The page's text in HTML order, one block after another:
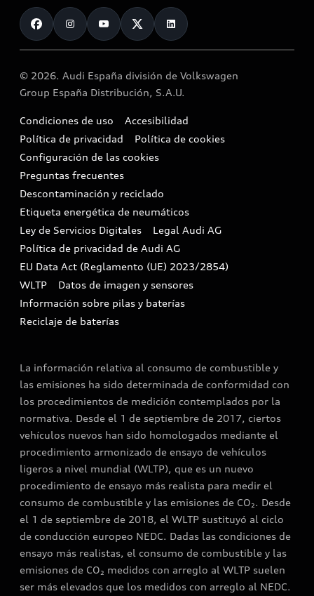
Modelos anteriores
Vender mi vehículo
Audi y los semiconductores
Promociones híbridos
Mild hybrid
Etiquetas medioambientales
Promociones Audi Service
Functions on demand
Vehículo de sustitución
Audi Shop
Contacto
Mundo Audi
Airbag Takata
Motores Diésel
Buscador de concesionarios
Cita taller
Compliance e integridad
Canales de denuncia
© 2026. Audi España división de Volkswagen
Group España Distribución, S.A.U.
Condiciones de uso
Accesibilidad
Política de privacidad
Política de cookies
Configuración de las cookies
Preguntas frecuentes
Descontaminación y reciclado
Etiqueta energética de neumáticos
Ley de Servicios Digitales
Legal Audi AG
Política de privacidad de Audi AG
EU Data Act (Reglamento (UE) 2023/2854)
WLTP
Datos de imagen y sensores
Información sobre pilas y baterías
Reciclaje de baterías
La información relativa al consumo de combustible y
las emisiones ha sido determinada de conformidad con
los procedimientos de medición contemplados por la
normativa. Desde el 1 de septiembre de 2017, ciertos
vehículos nuevos han sido homologados mediante el
procedimiento armonizado de ensayo de vehículos
ligeros a nivel mundial (WLTP), que es un nuevo
procedimiento de ensayo más realista para medir el
consumo de combustible y las emisiones de CO₂. Desde
el 1 de septiembre de 2018, el WLTP sustituyó al ciclo
de conducción europeo NEDC. Dadas las condiciones de
ensayo más realistas, el consumo de combustible y las
emisiones de CO₂ medidos con arreglo al WLTP suelen
ser más elevados que los medidos con arreglo al NEDC.